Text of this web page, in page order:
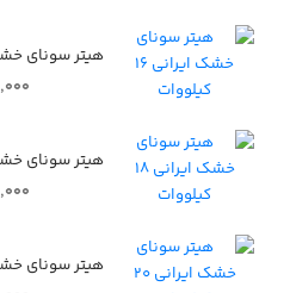
هیتر سونای خشک
هیتر سونای خشک
هیتر سونای خشک